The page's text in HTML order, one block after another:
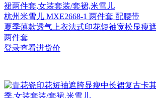
杭州米雪儿 MXE2668-1 两件套 配腰带
夏季薄款透气上衣法式印花短袖宽松显瘦
两件套
登录查看进货价